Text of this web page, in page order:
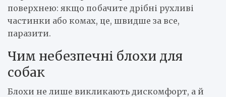
поверхнею: якщо побачите дрібні рухливі
частинки або комах, це, швидше за все,
паразити.
Чим небезпечні блохи для
собак
Блохи не лише викликають дискомфорт, а й